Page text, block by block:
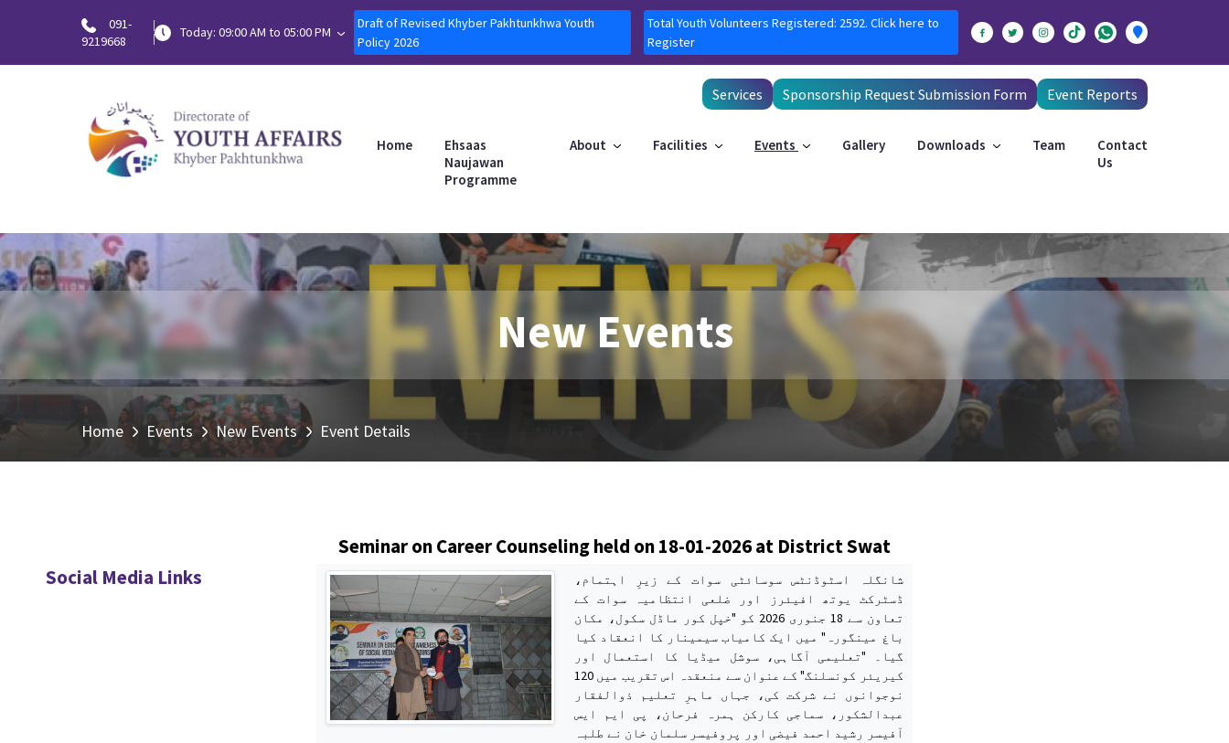
091-
9219668
Today: 09:00 AM to 05:00 PM
Draft of Revised Khyber Pakhtunkhwa Youth
Policy 2026
Total Youth Volunteers Registered: 2592. Click here to
Register
Services Sponsorship Request Submission Form Event Reports
Home
Ehsaas
Naujawan
Programme
About Facilities Events Gallery Downloads Team
Contact
Us
New Events
Home Events New Events Event Details
Social Media Links
Seminar on Career Counseling held on 18-01-2026 at District Swat
شانگلہ اسٹوڈنٹس سوسائٹی سوات کے زیرِ اہتمام،
ڈسٹرکٹ یوتھ افیئرز اور ضلعی انتظامیہ سوات کے
تعاون سے 18 جنوری 2026 کو "خپل کور ماڈل سکول، مکان
باغ مینگورہ" میں ایک کامیاب سیمینار کا انعقاد کیا
گیا۔ "تعلیمی آگاہی، سوشل میڈیا کا استعمال اور
کیریئر کونسلنگ" کے عنوان سے منعقدہ اس تقریب میں 120
نوجوانوں نے شرکت کی، جہاں ماہرِ تعلیم ذوالفقار
عبدالشکور، سماجی کارکن ہمرہ فرحان، پی ایم ایس
آفیسر رشید احمد فیضی اور پروفیسر سلمان خان نے طلبہ